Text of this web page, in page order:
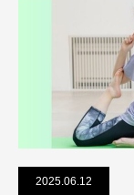
2025.06.12